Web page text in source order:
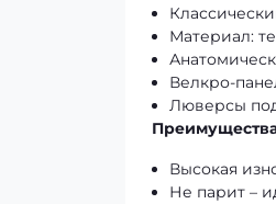
Материал:
Велкро-
Люверсы
Высокая
Не парит –